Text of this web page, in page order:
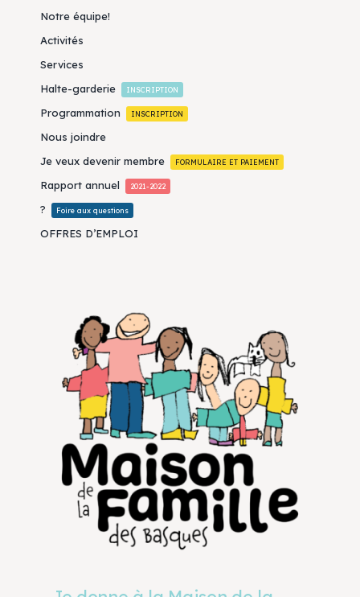
Notre équipe!
Activités
Services
Halte-garderie
INSCRIPTION
Programmation INSCRIPTION
Nous joindre
Je veux devenir membre
FORMULAIRE ET PAIEMENT
Rapport annuel 2021-2022
? Foire aux questions
OFFRES D’EMPLOI